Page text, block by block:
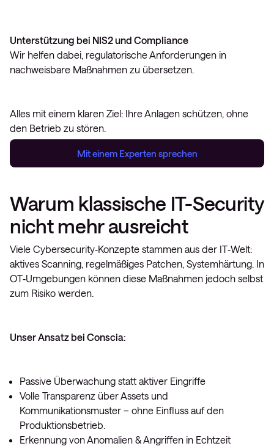
Unterstützung bei NIS2 und Compliance
Wir helfen dabei, regulatorische Anforderungen in
nachweisbare Maßnahmen zu übersetzen.
Alles mit einem klaren Ziel: Ihre Anlagen schützen, ohne
den Betrieb zu stören.
Mit einem Experten sprechen
Warum klassische IT-Security
nicht mehr ausreicht
Viele Cybersecurity‑Konzepte stammen aus der IT‑Welt:
aktives Scanning, regelmäßiges Patchen, Systemhärtung. In
OT‑Umgebungen können diese Maßnahmen jedoch selbst
zum Risiko werden.
Unser Ansatz bei Conscia:
Passive Überwachung statt aktiver Eingriffe
Volle Transparenz über Assets und
Kommunikationsmuster – ohne Einfluss auf den
Produktionsbetrieb.
Erkennung von Anomalien & Angriffen in Echtzeit